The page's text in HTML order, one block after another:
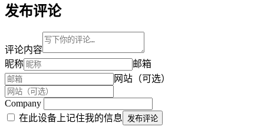
发布评论
评论内容
昵称
邮箱
网站（可选）
Company
在此设备上记住我的信息 发布评论